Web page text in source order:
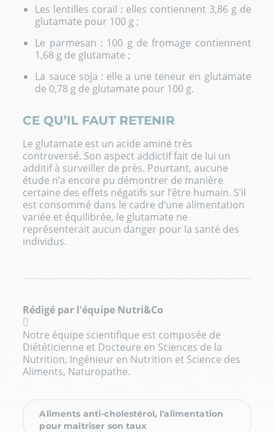
Les lentilles corail : elles contiennent 3,86 g de
glutamate pour 100 g ;
Le parmesan : 100 g de fromage contiennent
1,68 g de glutamate ;
La sauce soja : elle a une teneur en glutamate
de 0,78 g de glutamate pour 100 g.
CE QU’IL FAUT RETENIR
Le glutamate est un acide aminé très
controversé. Son aspect addictif fait de lui un
additif à surveiller de près. Pourtant, aucune
étude n’a encore pu démontrer de manière
certaine des effets négatifs sur l’être humain. S’il
est consommé dans le cadre d’une alimentation
variée et équilibrée, le glutamate ne
représenterait aucun danger pour la santé des
individus.
Rédigé par l'équipe Nutri&Co
Notre équipe scientifique est composée de
Diététicienne et Docteure en Sciences de la
Nutrition, Ingénieur en Nutrition et Science des
Aliments, Naturopathe.
Aliments anti-cholestérol, l'alimentation
pour maîtriser son taux